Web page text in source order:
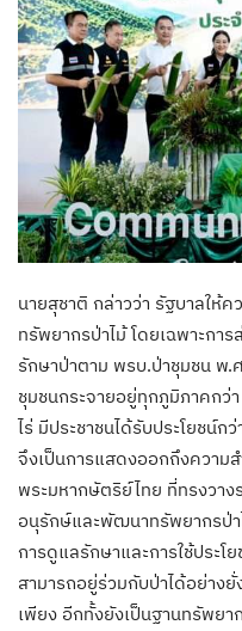
นายสุชาติ กล่าวว่า รัฐบาลให้
ทรัพยากรป่าไม้ โดยเฉพาะกา
รักษาป่าตาม พรบ.ป่าชุมชน พ
ชุมชนกระจายอยู่ทุกภูมิภาคก
ไร่ มีประชาชนได้รับประโยชน์
จึงเป็นการแสดงออกถึงควา
พระมหากษัตริย์ไทย ที่ทรงวาง
อนุรักษ์และพัฒนาทรัพยากรป่า
การดูแลรักษาและการใช้ประโ
สามารถอยู่ร่วมกับป่าได้อย่า
เพียง อีกทั้งยังเป็นฐานทรัพย